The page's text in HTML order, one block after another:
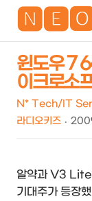
윈도우 7
이크로소
N* Tech/IT
라디오키즈
알약과 V3 Lite
기대주가 등장